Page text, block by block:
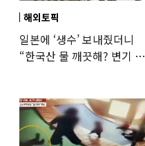
해외토픽
일본에 ‘생수’ 보내줬더니
“한국산 물 깨끗해? 변기 물